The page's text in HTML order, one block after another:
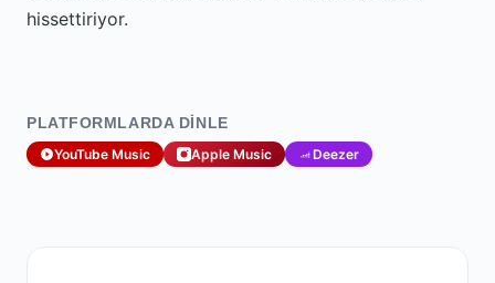
hissettiriyor.
PLATFORMLARDA DINLE
YouTube Music Apple Music Deezer